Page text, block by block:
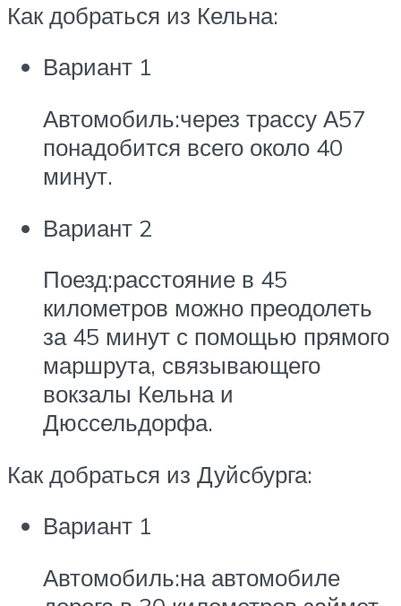
Как добраться из Кельна:
Вариант 1
Автомобиль:через трассу А57
понадобится всего около 40
минут.
Вариант 2
Поезд:расстояние в 45
километров можно преодолеть
за 45 минут с помощью прямого
маршрута, связывающего
вокзалы Кельна и
Дюссельдорфа.
Как добраться из Дуйсбурга:
Вариант 1
Автомобиль:на автомобиле